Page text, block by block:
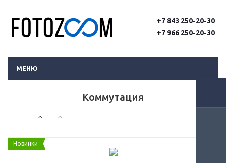
+7 843 250-20-30
+7 966 250-20-30
МЕНЮ
Коммутация
Новинки